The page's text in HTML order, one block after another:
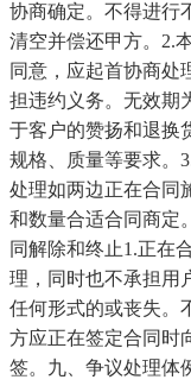
协商确定。不得进行
清空并偿还甲方。2.
同意，应起首协商处
担违约义务。无效期
于客户的赞扬和退换
规格、质量等要求。
处理如两边正在合同
和数量合适合同商定
同解除和终止1.正在
理，同时也不承担用
任何形式的或丧失。
方应正在签定合同时
签。九、争议处理体